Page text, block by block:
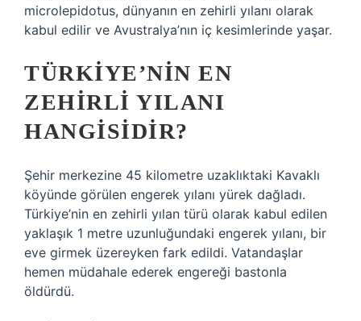
microlepidotus, dünyanın en zehirli yılanı olarak
kabul edilir ve Avustralya’nın iç kesimlerinde yaşar.
TÜRKIYE’NIN EN
ZEHIRLI YILANI
HANGISIDIR?
Şehir merkezine 45 kilometre uzaklıktaki Kavaklı
köyünde görülen engerek yılanı yürek dağladı.
Türkiye’nin en zehirli yılan türü olarak kabul edilen
yaklaşık 1 metre uzunluğundaki engerek yılanı, bir
eve girmek üzereyken fark edildi. Vatandaşlar
hemen müdahale ederek engereği bastonla
öldürdü.